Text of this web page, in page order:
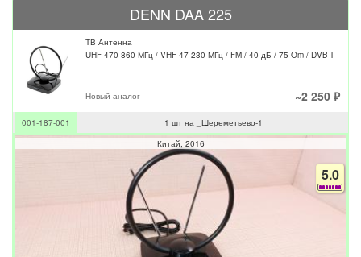
DENN DAA 225
ТВ Антенна
UHF 470-860 МГц / VHF 47-230 МГц / FM / 40 дБ / 75 Om / DVB-T
Новый аналог ~2 250 ₽
001-187-001
1 шт на _Шереметьево-1
Китай 2016
5.0